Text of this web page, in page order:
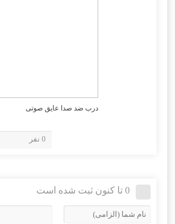
درب ضد صدا عایق صوتی
0 نفر
0 تا کنون ثبت شده است